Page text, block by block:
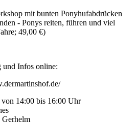
mit bunten Ponyhufabdrücken
- Ponys reiten, führen und viel
49,00 €)
und Infos online:
14:00 bis 16:00 Uhr